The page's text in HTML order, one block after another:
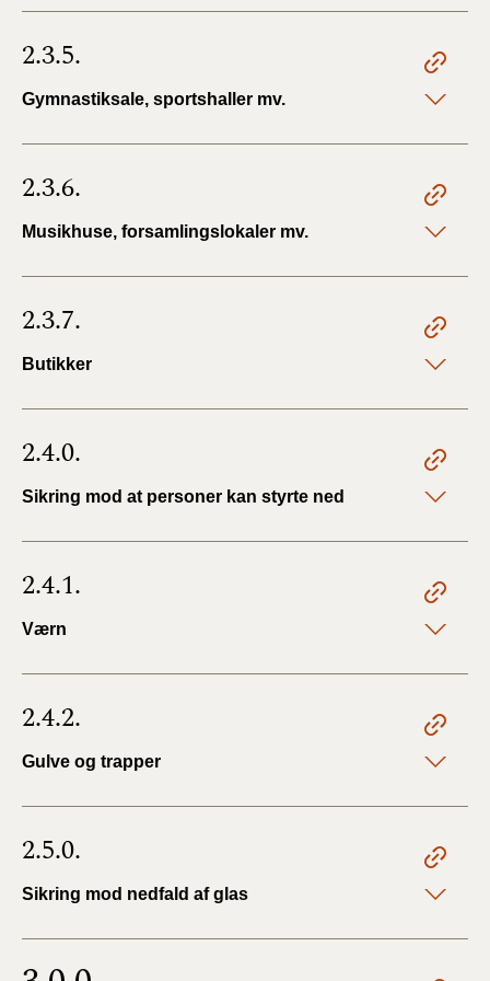
2.3.5.
Gymnastiksale, sportshaller mv.
2.3.6.
Musikhuse, forsamlingslokaler mv.
2.3.7.
Butikker
2.4.0.
Sikring mod at personer kan styrte ned
2.4.1.
Værn
2.4.2.
Gulve og trapper
2.5.0.
Sikring mod nedfald af glas